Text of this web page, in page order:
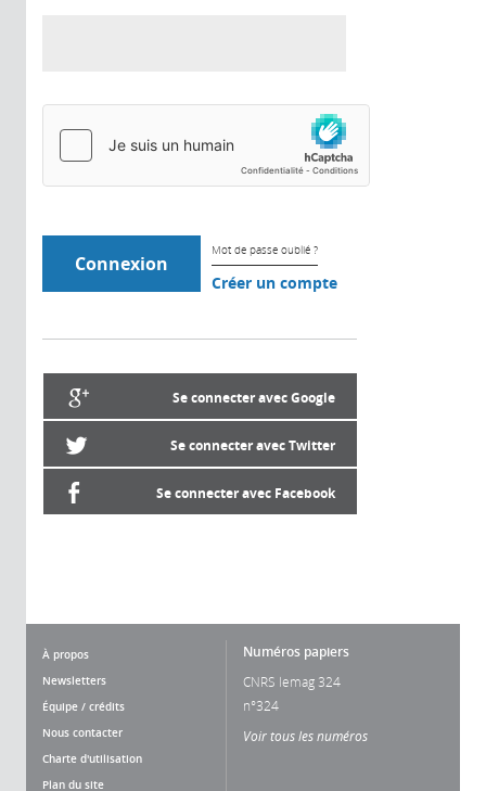
Mot de passe oublié ?
Créer un compte
Se connecter avec Google
Se connecter avec Twitter
Se connecter avec Facebook
À propos
Newsletters
Équipe / crédits
Nous contacter
Charte d'utilisation
Plan du site
Numéros papiers
CNRS lemag 324
n°324
Voir tous les numéros